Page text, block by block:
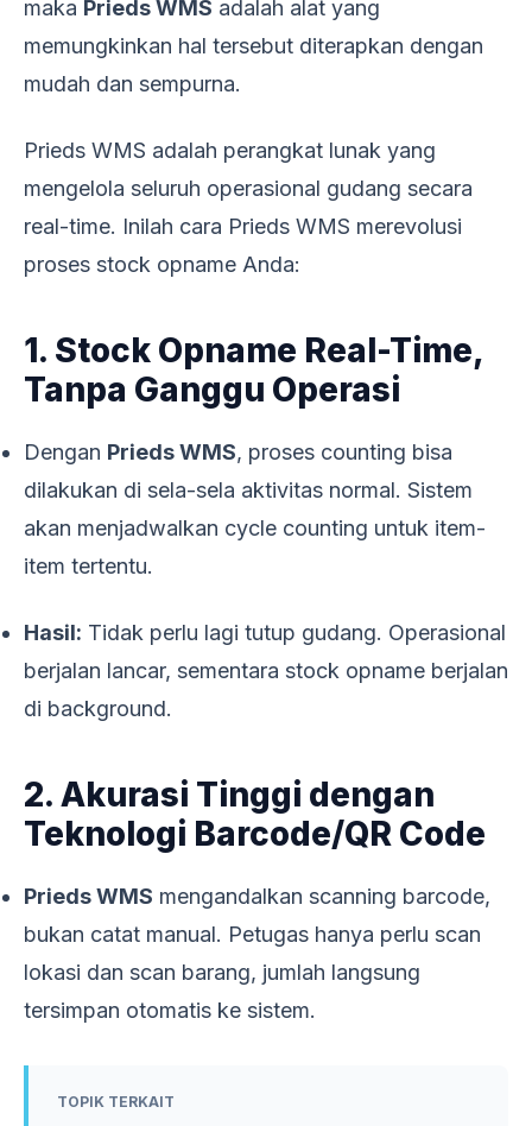
maka Prieds WMS adalah alat yang
memungkinkan hal tersebut diterapkan dengan
mudah dan sempurna.
Prieds WMS adalah perangkat lunak yang
mengelola seluruh operasional gudang secara
real-time. Inilah cara Prieds WMS merevolusi
proses stock opname Anda:
1. Stock Opname Real-Time,
Tanpa Ganggu Operasi
Dengan Prieds WMS, proses counting bisa
dilakukan di sela-sela aktivitas normal. Sistem
akan menjadwalkan cycle counting untuk item-
item tertentu.
Hasil: Tidak perlu lagi tutup gudang. Operasional
berjalan lancar, sementara stock opname berjalan
di background.
2. Akurasi Tinggi dengan
Teknologi Barcode/QR Code
Prieds WMS mengandalkan scanning barcode,
bukan catat manual. Petugas hanya perlu scan
lokasi dan scan barang, jumlah langsung
tersimpan otomatis ke sistem.
TOPIK TERKAIT